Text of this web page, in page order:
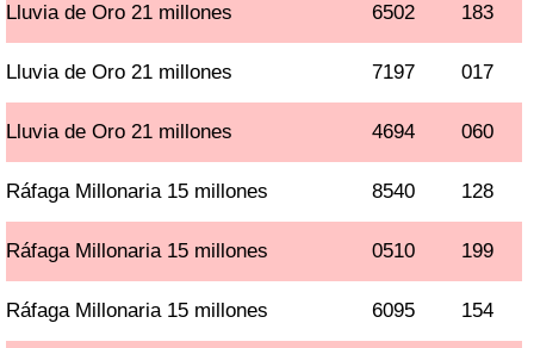
Lluvia de Oro 21 millones 6502 183
Lluvia de Oro 21 millones 7197 017
Lluvia de Oro 21 millones 4694 060
Ráfaga Millonaria 15 millones 8540 128
Ráfaga Millonaria 15 millones 0510 199
Ráfaga Millonaria 15 millones 6095 154